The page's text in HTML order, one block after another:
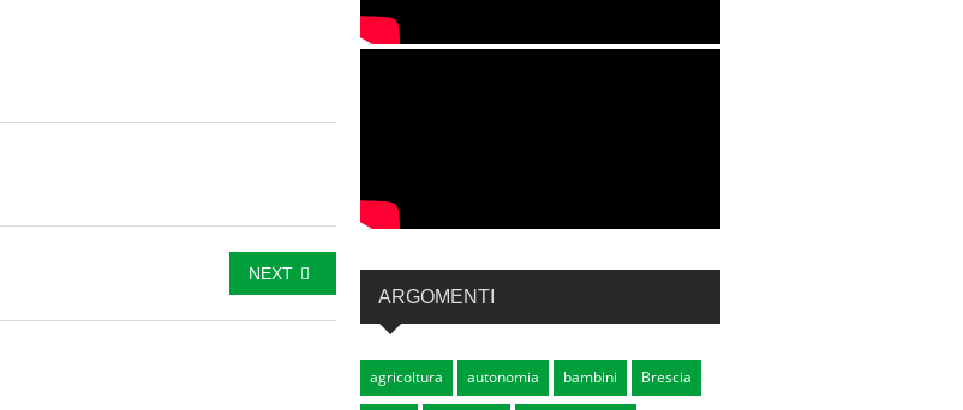
NEXT
ARGOMENTI
agricoltura autonomia bambini Brescia